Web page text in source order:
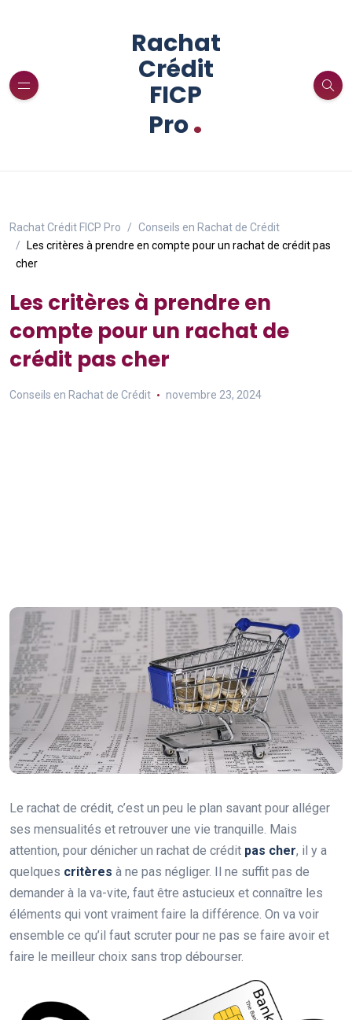
Rachat
Crédit
FICP
Pro.
Rachat Crédit FICP Pro
Conseils en Rachat de Crédit
Les critères à prendre en compte pour un rachat de crédit pas
cher
Les critères à prendre en
compte pour un rachat de
crédit pas cher
Conseils en Rachat de Crédit novembre 23, 2024
Le rachat de crédit, c’est un peu le plan savant pour alléger
ses mensualités et retrouver une vie tranquille. Mais
attention, pour dénicher un rachat de crédit pas cher, il y a
quelques critères à ne pas négliger. Il ne suffit pas de
demander à la va-vite, faut être astucieux et connaître les
éléments qui vont vraiment faire la différence. On va voir
ensemble ce qu’il faut scruter pour ne pas se faire avoir et
faire le meilleur choix sans trop débourser.